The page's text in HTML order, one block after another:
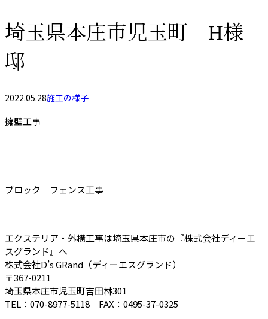
埼玉県本庄市児玉町 H様
邸
2022.05.28施工の様子
擁壁工事
ブロック フェンス工事
エクステリア・外構工事は埼玉県本庄市の『株式会社ディーエ
スグランド』へ
株式会社D’s GRand（ディーエスグランド）
〒367-0211
埼玉県本庄市児玉町吉田林301
TEL：070-8977-5118 FAX：0495-37-0325